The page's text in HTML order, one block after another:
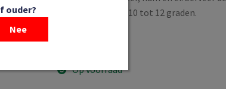
temperatuur van 10 tot 12 graden.
Op voorraad
ouder?
Nee